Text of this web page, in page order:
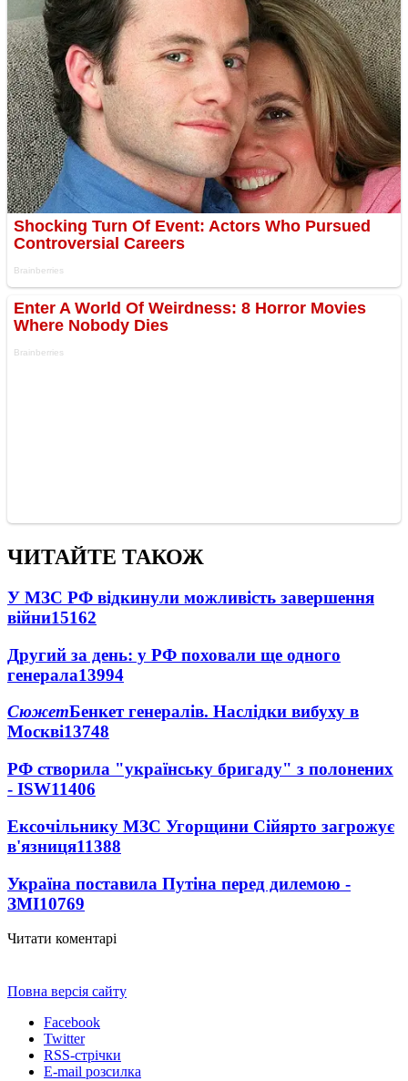
ЧИТАЙТЕ ТАКОЖ
У МЗС РФ відкинули можливість завершення
війни15162
Другий за день: у РФ поховали ще одного
генерала13994
СюжетБенкет генералів. Наслідки вибуху в
Москві13748
РФ створила "українську бригаду" з полонених
- ISW11406
Ексочільнику МЗС Угорщини Сійярто загрожує
в'язниця11388
Україна поставила Путіна перед дилемою -
ЗМІ10769
Читати коментарі
Повна версія сайту
Facebook
Twitter
RSS-стрічки
E-mail розсилка